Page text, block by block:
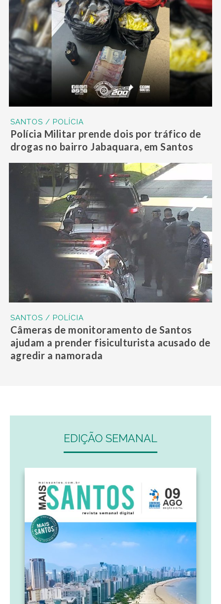
SANTOS / POLÍCIA
Polícia Militar prende dois por tráfico de
drogas no bairro Jabaquara, em Santos
SANTOS / POLÍCIA
Câmeras de monitoramento de Santos
ajudam a prender fisiculturista acusado de
agredir a namorada
EDIÇÃO SEMANAL